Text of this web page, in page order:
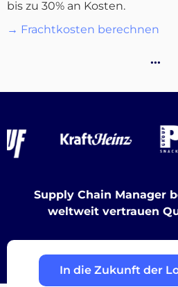
Entdecken
bis zu 30% an Kosten.
→ Frachtkosten berechnen
…
Supply Chain Manager
weltweit vertrauen
In die Zukunft der